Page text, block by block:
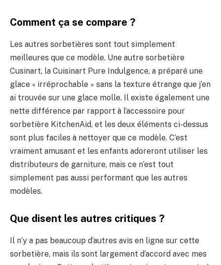
Comment ça se compare ?
Les autres sorbetières sont tout simplement
meilleures que ce modèle. Une autre sorbetière
Cusinart, la Cuisinart Pure Indulgence, a préparé une
glace « irréprochable » sans la texture étrange que j’en
ai trouvée sur une glace molle. Il existe également une
nette différence par rapport à l’accessoire pour
sorbetière KitchenAid, et les deux éléments ci-dessus
sont plus faciles à nettoyer que ce modèle. C’est
vraiment amusant et les enfants adoreront utiliser les
distributeurs de garniture, mais ce n’est tout
simplement pas aussi performant que les autres
modèles.
Que disent les autres critiques ?
Il n’y a pas beaucoup d’autres avis en ligne sur cette
sorbetière, mais ils sont largement d’accord avec mes